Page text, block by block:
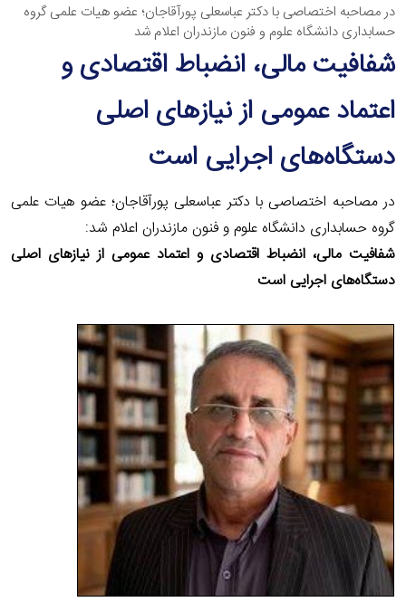
در مصاحبه اختصاصی با دکتر عباسعلی پورآقاجان؛ عضو هیات علمی گروه
حسابداری دانشگاه علوم و فنون مازندران اعلام شد
شفافیت مالی، انضباط اقتصادی و
اعتماد عمومی از نیازهای اصلی
دستگاه‌های اجرایی است
در مصاحبه اختصاصی با دکتر عباسعلی پورآقاجان؛ عضو هیات علمی
گروه حسابداری دانشگاه علوم و فنون مازندران اعلام شد:
شفافیت مالی، انضباط اقتصادی و اعتماد عمومی از نیازهای اصلی
دستگاه‌های اجرایی است